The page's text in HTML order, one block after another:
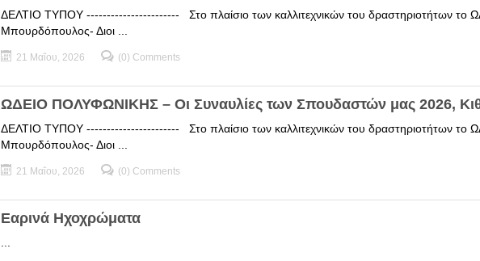
ΔΕΛΤΙΟ ΤΥΠΟΥ ----------------------- Στο πλαίσιο των καλλιτεχνικών του δραστηριοτήτων
Μπουρδόπουλος- Διοι ...
21 Μαΐου, 2026 (0) Comments
ΩΔΕΙΟ ΠΟΛΥΦΩΝΙΚΗΣ – Οι Συναυλίες των Σπουδαστών μας 2026,
ΔΕΛΤΙΟ ΤΥΠΟΥ ----------------------- Στο πλαίσιο των καλλιτεχνικών του δραστηριοτήτων
Μπουρδόπουλος- Διοι ...
21 Μαΐου, 2026 (0) Comments
Εαρινά Ηχοχρώματα